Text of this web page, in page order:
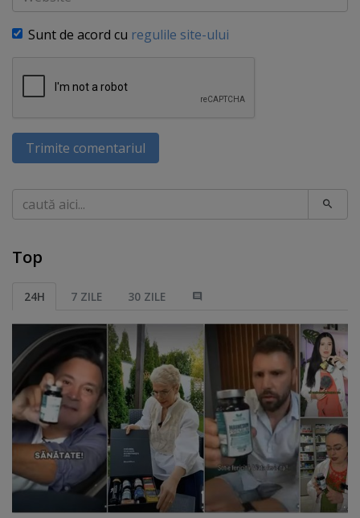
Sunt de acord cu regulile site-ului
Trimite comentariul
Caută
Top
24H 7 ZILE 30 ZILE